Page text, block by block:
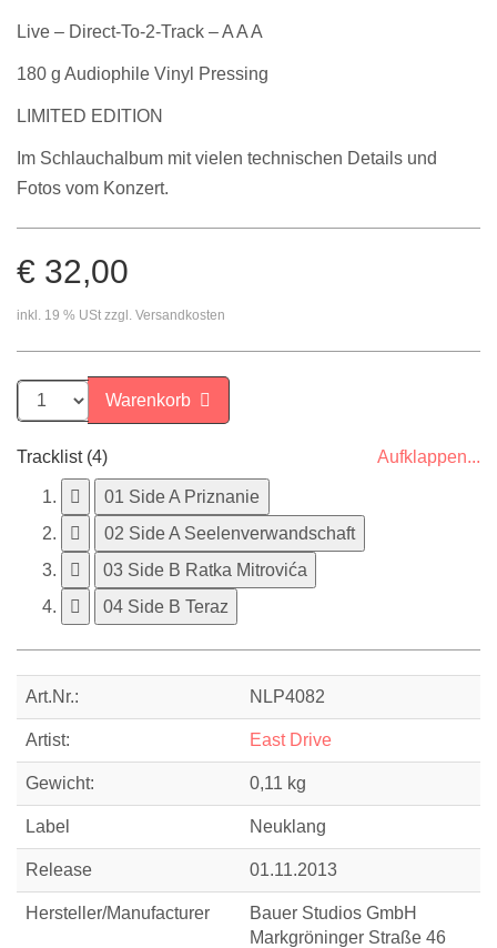
Live – Direct-To-2-Track – A A A
180 g Audiophile Vinyl Pressing
LIMITED EDITION
Im Schlauchalbum mit vielen technischen Details und
Fotos vom Konzert.
€ 32,00
inkl. 19 % USt zzgl. Versandkosten
Warenkorb
Tracklist (4) Aufklappen...
01 Side A Priznanie
02 Side A Seelenverwandschaft
03 Side B Ratka Mitrovića
04 Side B Teraz
Art.Nr.: NLP4082
Artist: East Drive
Gewicht: 0,11 kg
Label Neuklang
Release 01.11.2013
Hersteller/Manufacturer
Bauer Studios GmbH
Markgröninger Straße 46